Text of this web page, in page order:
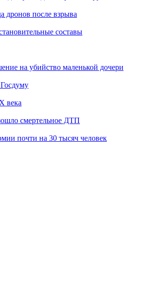
дронов после взрыва
составы
на убийство маленькой дочери
века
смертельное ДТП
почти на 30 тысяч человек